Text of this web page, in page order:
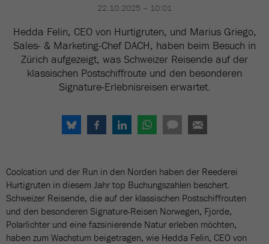
22.10.2025 – 10:01
Hedda Felin, CEO von Hurtigruten, und Marius Griego,
Sales- & Marketing-Chef DACH, haben beim Besuch in
Zürich aufgezeigt, was Schweizer Reisende auf der
klassischen Postschiffroute und den besonderen
Signature-Erlebnisreisen erwartet.
Coolcation und der Run in den Norden haben der Reederei
Hurtigruten in diesem Jahr top Buchungszahlen beschert.
Schweizer Reisende, die auf der klassischen Postschiffrouten
und den besonderen Signature-Reisen Norwegen, Fjorde,
Polarlichter und eine fazsinierende Natur erleben möchten,
haben zum Wachstum beigetragen, wie Hedda Felin, CEO von